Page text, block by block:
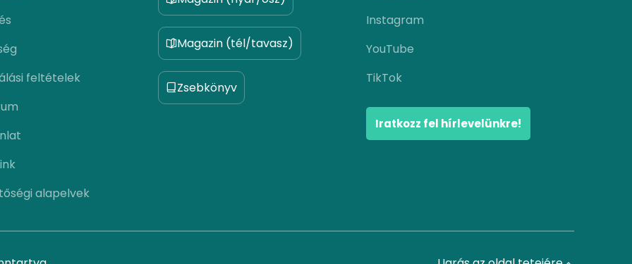
feltételek
alapelvek
Magazin (tél/tavasz)
Zsebkönyv
Instagram
YouTube
TikTok
Iratkozz fel hírlevelünkre!